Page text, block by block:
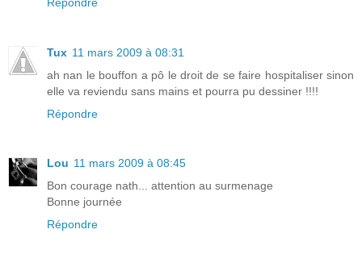
Tux 11 mars 2009 à 08:31
ah nan le bouffon a pô le droit de se faire hospitaliser sinon
elle va reviendu sans mains et pourra pu dessiner !!!!
Répondre
Lou 11 mars 2009 à 08:45
Bon courage nath... attention au surmenage
Bonne journée
Répondre